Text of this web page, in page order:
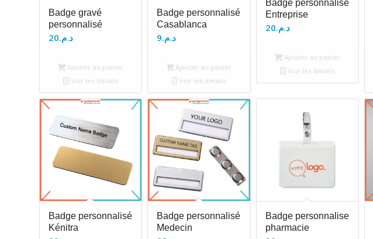
Badge gravé
personnalisé
د.م.20
Ajouter au panier
Voir les détails
Badge personnalisé
Casablanca
د.م.9
Ajouter au panier
Voir les détails
Badge personnalise
Entreprise
د.م.20
Ajouter au panier
Voir les détails
Badge personnalisé
Kénitra
Badge personnalisé
Medecin
Badge personnalise
pharmacie